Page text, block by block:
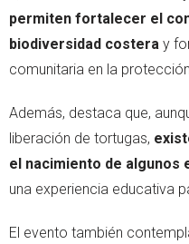
permiten fortalecer el
biodiversidad costera y
comunitaria en la
Además, destaca que,
liberación de tortugas,
el nacimiento de algunos
una experiencia educativa
El evento también